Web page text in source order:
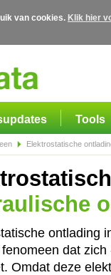
van cookies. Klik hier
Tools
Elektrostatische
ontlading
dat
Omdat deze